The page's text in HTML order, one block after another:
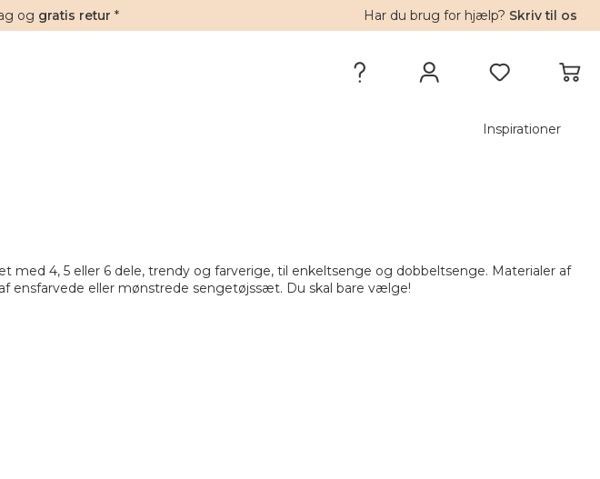
og gratis retur * Har du brug for hjælp? Skriv til os
Inspirationer
med 4, 5 eller 6 dele, trendy og farverige, til enkeltsenge og dobbeltsenge. Materialer af
ensfarvede eller mønstrede sengetøjssæt. Du skal bare vælge!